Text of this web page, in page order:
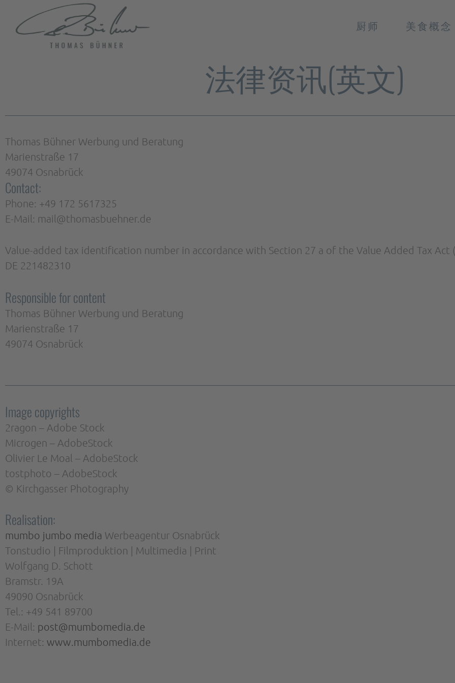
厨师 美食概念
法律资讯(英文)
Thomas Bühner Werbung und Beratung
Marienstraße 17
49074 Osnabrück
Contact:
Phone: +49 172 5617325
E-Mail: mail@thomasbuehner.de
Value-added tax identification number in accordance with Section 27 a of the Value Added Tax Act
DE 221482310
Responsible for content
Thomas Bühner Werbung und Beratung
Marienstraße 17
49074 Osnabrück
Image copyrights
2ragon – Adobe Stock
Microgen – AdobeStock
Olivier Le Moal – AdobeStock
tostphoto – AdobeStock
© Kirchgasser Photography
Realisation:
mumbo jumbo media Werbeagentur Osnabrück
Tonstudio | Filmproduktion | Multimedia | Print
Wolfgang D. Schott
Bramstr. 19A
49090 Osnabrück
Tel.: +49 541 89700
E-Mail: post@mumbomedia.de
Internet: www.mumbomedia.de